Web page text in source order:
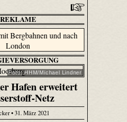
REKLAME
Foto: HHM/Michael Lindner
Hafen erweitert
Netz
• 31. März 2021